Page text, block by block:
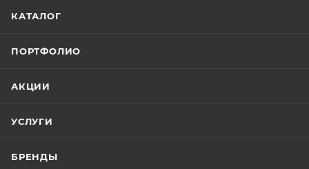
КАТАЛОГ
ПОРТФОЛИО
АКЦИИ
УСЛУГИ
БРЕНДЫ